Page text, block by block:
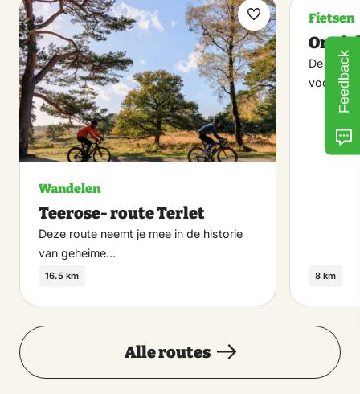
Wandelen
Teerose- route Terlet
Deze route neemt je mee in de historie
van geheime…
16.5 km
Maak
favoriet
Fietsen
De route
voor
8 km
Alle routes
Feedback